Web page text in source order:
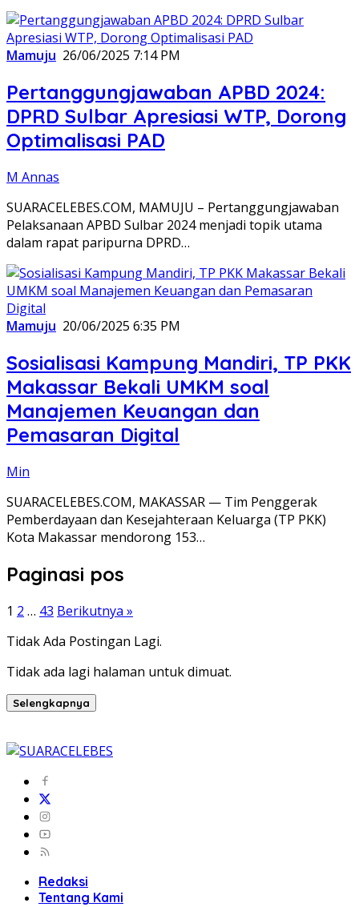
Mamuju 26/06/2025 7:14 PM
Pertanggungjawaban APBD 2024:
DPRD Sulbar Apresiasi WTP, Dorong
Optimalisasi PAD
M Annas
SUARACELEBES.COM, MAMUJU – Pertanggungjawaban
Pelaksanaan APBD Sulbar 2024 menjadi topik utama
dalam rapat paripurna DPRD…
Mamuju 20/06/2025 6:35 PM
Sosialisasi Kampung Mandiri, TP PKK
Makassar Bekali UMKM soal
Manajemen Keuangan dan
Pemasaran Digital
Min
SUARACELEBES.COM, MAKASSAR — Tim Penggerak
Pemberdayaan dan Kesejahteraan Keluarga (TP PKK)
Kota Makassar mendorong 153…
Paginasi pos
1 2 … 43 Berikutnya »
Tidak Ada Postingan Lagi.
Tidak ada lagi halaman untuk dimuat.
Selengkapnya
Redaksi
Tentang Kami